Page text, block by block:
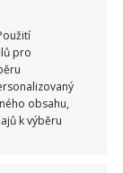
pro
obsahu,
k výběru